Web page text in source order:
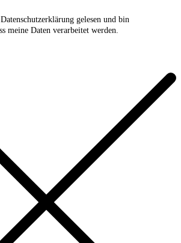
gelesen und bin
meine Daten verarbeitet werden.